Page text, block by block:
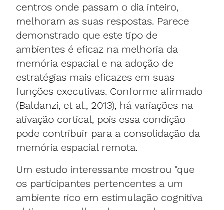
centros onde passam o dia inteiro,
melhoram as suas respostas. Parece
demonstrado que este tipo de
ambientes é eficaz na melhoria da
memória espacial e na adoção de
estratégias mais eficazes em suas
funções executivas. Conforme afirmado
(Baldanzi, et al., 2013), há variações na
ativação cortical, pois essa condição
pode contribuir para a consolidação da
memória espacial remota.
Um estudo interessante mostrou "que
os participantes pertencentes a um
ambiente rico em estimulação cognitiva